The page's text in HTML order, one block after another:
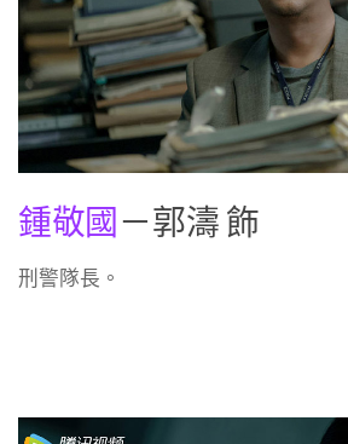
鍾敬國 －郭濤 飾
刑警隊長。